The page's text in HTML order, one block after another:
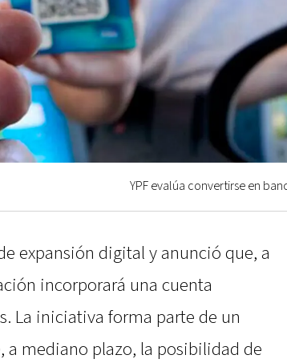
YPF evalúa convertirse en
expansión digital y anunció que, a
incorporará una cuenta
La iniciativa forma parte de un
mediano plazo, la posibilidad de